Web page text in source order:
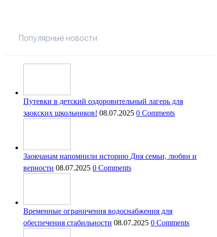
Популярные новости
Путевки в детский оздоровительный лагерь для
заокских школьников! 08.07.2025 0 Comments
Заокчанам напомнили историю Дня семьи, любви и
верности 08.07.2025 0 Comments
Временные ограничения водоснабжения для
обеспечения стабильности 08.07.2025 0 Comments